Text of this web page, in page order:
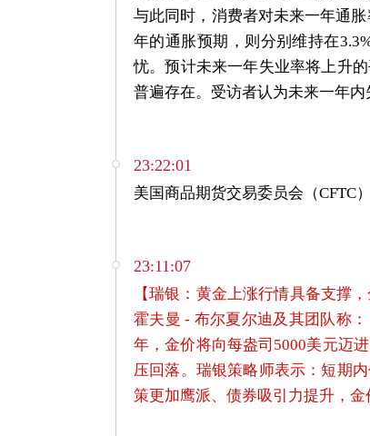
与此同时，消费者对未来一年通
年的通胀预期，则分别维持在
忧。预计未来一年失业率将上升
普遍存在。受访者认为未来一年
23:22:01
美国商品期货交易委员会（CFTC
23:11:07
【瑞银：黄金上涨行情具备支撑
霍夫曼 - 布尔夏尔迪及其团队称
年，金价将向每盎司5000美元迈
压回落。瑞银策略师表示：短期
策更加鹰派、债券吸引力提升，